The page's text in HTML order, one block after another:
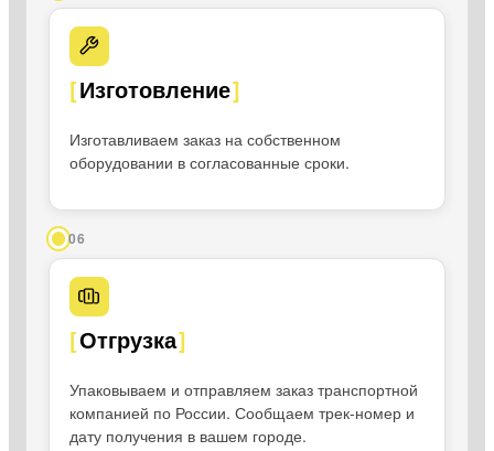
Изготовление
Изготавливаем заказ на собственном
оборудовании в согласованные сроки.
06
Отгрузка
Упаковываем и отправляем заказ транспортной
компанией по России. Сообщаем трек-номер и
дату получения в вашем городе.